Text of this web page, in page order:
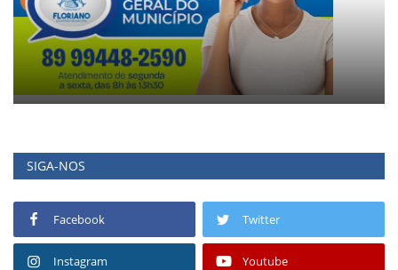
SIGA-NOS
Facebook Twitter
Instagram Youtube